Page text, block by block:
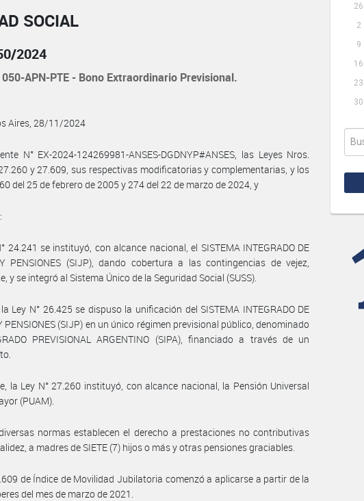
26
2
9
16
23
30
SOCIAL
2024
APN-PTE - Bono Extraordinario Previsional.
Aires, 28/11/2024
N° EX-2024-124269981-ANSES-DGDNYP#ANSES, las Leyes Nros.
y 27.609, sus respectivas modificatorias y complementarias, y los
del 25 de febrero de 2005 y 274 del 22 de marzo de 2024, y
24.241 se instituyó, con alcance nacional, el SISTEMA INTEGRADO DE
Y PENSIONES (SIJP), dando cobertura a las contingencias de vejez,
y se integró al Sistema Único de la Seguridad Social (SUSS).
Ley N° 26.425 se dispuso la unificación del SISTEMA INTEGRADO DE
PENSIONES (SIJP) en un único régimen previsional público, denominado
PREVISIONAL ARGENTINO (SIPA), financiado a través de un
la Ley N° 27.260 instituyó, con alcance nacional, la Pensión Universal
(PUAM).
normas establecen el derecho a prestaciones no contributivas
a madres de SIETE (7) hijos o más y otras pensiones graciables.
de Índice de Movilidad Jubilatoria comenzó a aplicarse a partir de la
del mes de marzo de 2021.